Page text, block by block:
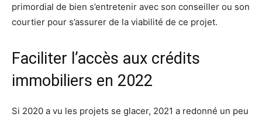
primordial de bien s’entretenir avec son conseiller ou son
courtier pour s’assurer de la viabilité de ce projet.
Faciliter l’accès aux crédits
immobiliers en 2022
Si 2020 a vu les projets se glacer, 2021 a redonné un peu